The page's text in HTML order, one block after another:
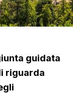
guidata
riguarda